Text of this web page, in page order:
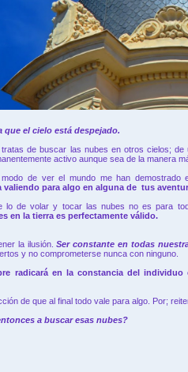
que el cielo está despejado.
tratas de buscar las nubes en otros cielos;
activo aunque sea de la manera
de ver el mundo me han demostrado
valiendo para algo en alguna de tus
lo de volar y tocar las nubes no es para
en la tierra es perfectamente válido.
la ilusión.Ser constante en todas
y no comprometerse nunca con ninguno.
radicará en la constancia del
de que al final todo vale para algo. Por;
a buscar esas nubes?